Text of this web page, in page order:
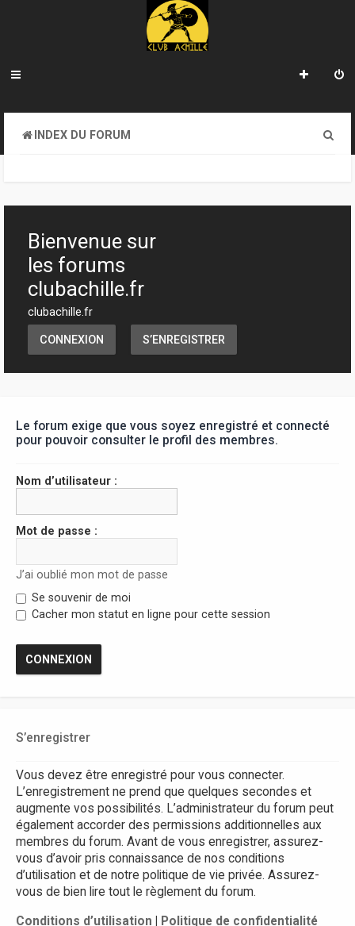
INDEX DU FORUM
h
Bienvenue sur
les forums
clubachille.fr
clubachille.fr
CONNEXION S’ENREGISTRER
Le forum exige que vous soyez enregistré et connecté
pour pouvoir consulter le profil des membres.
Nom d’utilisateur :
Mot de passe :
J’ai oublié mon mot de passe
Se souvenir de moi
Cacher mon statut en ligne pour cette session
S’enregistrer
Vous devez être enregistré pour vous connecter.
L’enregistrement ne prend que quelques secondes et
augmente vos possibilités. L’administrateur du forum peut
également accorder des permissions additionnelles aux
membres du forum. Avant de vous enregistrer, assurez-
vous d’avoir pris connaissance de nos conditions
d’utilisation et de notre politique de vie privée. Assurez-
vous de bien lire tout le règlement du forum.
Conditions d’utilisation Politique de confidentialité